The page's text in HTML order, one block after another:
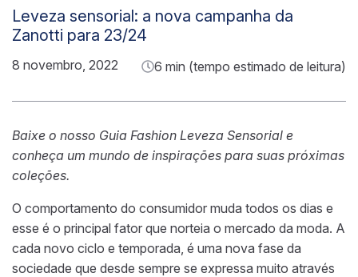
Leveza sensorial: a nova campanha da
Zanotti para 23/24
8 novembro, 2022 6 min (tempo estimado de leitura)
Baixe o nosso Guia Fashion Leveza Sensorial e
conheça um mundo de inspirações para suas próximas
coleções.
O comportamento do consumidor muda todos os dias e
esse é o principal fator que norteia o mercado da moda. A
cada novo ciclo e temporada, é uma nova fase da
sociedade que desde sempre se expressa muito através